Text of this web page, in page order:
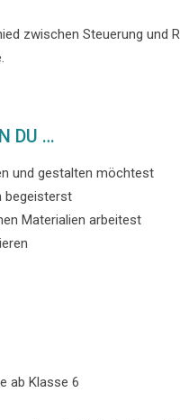
zwischen Steuerung und
DU …
und gestalten möchtest
begeisterst
Materialien arbeitest
ab Klasse 6